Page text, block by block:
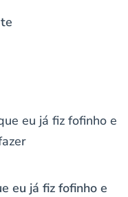
eu já fiz fofinho e